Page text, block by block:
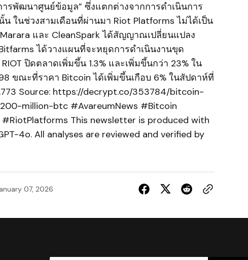
รพัฒนาศูนย์ข้อมูล” ซึ่งแตกต่างจากการดำเนินการ
น ในช่วงสามเดือนที่ผ่านมา Riot Platforms ไม่ได้เป็น
และ CleanSpark ได้สัญญาณเปลี่ยนแปลง
ได้วางแผนที่จะหยุดการดำเนินงานขุด
ปิดตลาดเพิ่มขึ้น 1.3% และเพิ่มขึ้นกว่า 23% ใน
ขณะที่ราคา Bitcoin ได้เพิ่มขึ้นเกือบ 6% ในสัปดาห์ที่
Source: https://decrypt.co/353784/bitcoin-
million-btc #AvareumNews #Bitcoin
This newsletter is produced with
4o. All analyses are reviewed and verified by
07, 2026